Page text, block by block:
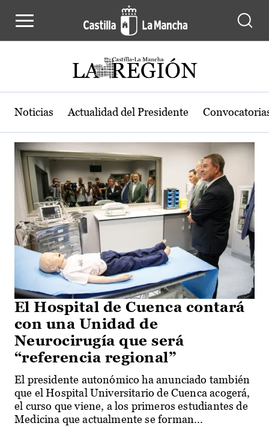
Actualidad de la región de Castilla-
Noticias Actualidad del Presidente
El Hospital de Cuenca contará
con una Unidad de
Neurocirugía que será
“referencia regional”
El presidente autonómico ha anunciado también
que el Hospital Universitario de Cuenca acogerá,
el curso que viene, a los primeros estudiantes de
Medicina que actualmente se forman...